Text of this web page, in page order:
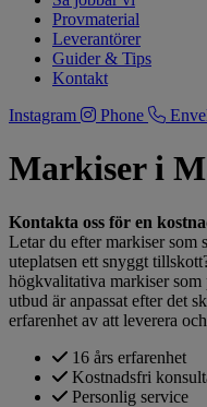
Provmaterial
Leverantörer
Guider & Tips
Kontakt
Instagram
Phone
Markiser i
Kontakta oss för en
Letar du efter markiser som
uteplatsen ett snyggt
högkvalitativa markiser som
utbud är anpassat efter det
erfarenhet av att leverera
16 års erfarenhet
Kostnadsfri
Personlig service